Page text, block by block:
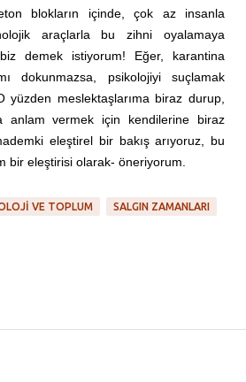
blokların içinde, çok az insanla
araçlarla bu zihni oyalamaya
demek istiyorum! Eğer, karantina
dokunmazsa, psikolojiyi suçlamak
yüzden meslektaşlarıma biraz durup,
anlam vermek için kendilerine biraz
eleştirel bir bakış arıyoruz, bu
bir eleştirisi olarak- öneriyorum.
VE TOPLUM SALGIN ZAMANLARI